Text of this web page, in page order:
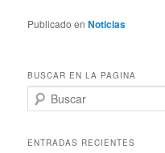
Publicado en Noticias
BUSCAR EN LA PAGINA
u
c
ENTRADAS RECIENTES